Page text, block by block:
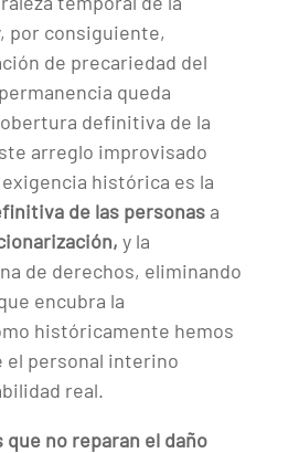
por consiguiente,
de precariedad del
queda
definitiva de la
arreglo improvisado
histórica es la
de las personasa
y la
de derechos, eliminando
encubra la
históricamente hemos
el personal interino
real.
no reparan el daño